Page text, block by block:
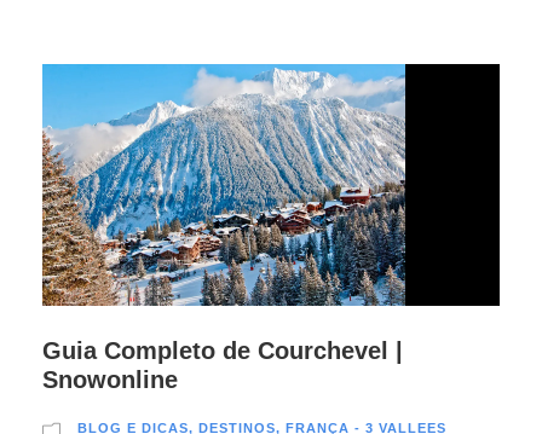
Guia Completo de Courchevel |
Snowonline
BLOG E DICAS, DESTINOS, FRANÇA - 3 VALLEES